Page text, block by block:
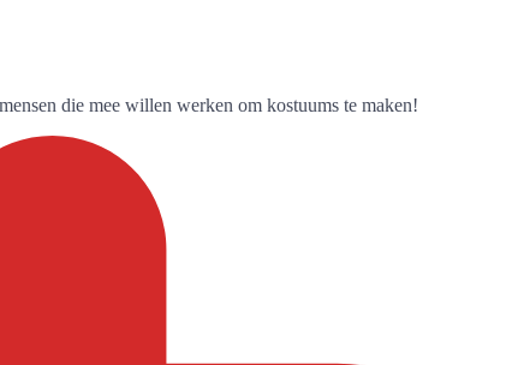
die mee willen werken om kostuums te maken!